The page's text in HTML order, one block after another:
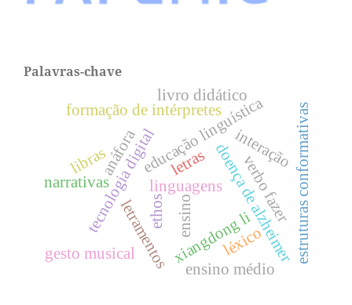
Palavras-chave
linguagens
letramentos ensino
tecnologia digitaleducação linguística
xiangdong li
formação de intérpretes
doença de alzheimer
narrativas
interação
verbo fazer
anáfora estruturas conformativas
livro didático
ensino médio
gesto musical
ethos
léxico
libras letras